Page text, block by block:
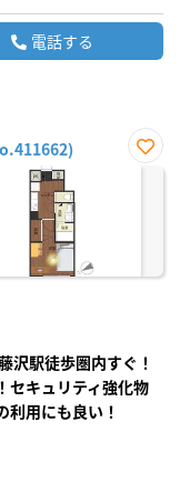
電話する
お気
沢駅徒歩圏内すぐ！
セキュリティ強化物
用にも良い！